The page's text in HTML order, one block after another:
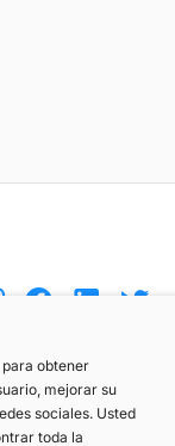
obtener
mejorar su
sociales. Usted
toda la
(+34) 744 408 070
info@motoreto.com